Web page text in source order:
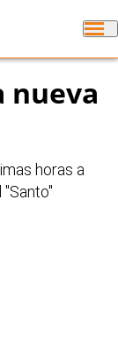
nueva
horas a